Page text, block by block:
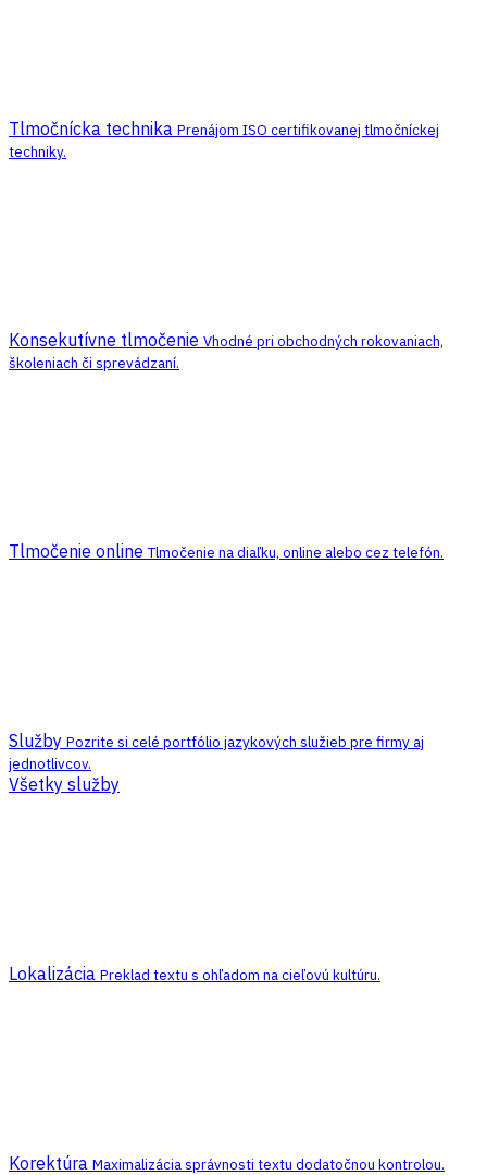
Tlmočnícka technika Prenájom ISO certifikovanej tlmočníckej
techniky.
Konsekutívne tlmočenie Vhodné pri obchodných rokovaniach,
školeniach či sprevádzaní.
Tlmočenie online Tlmočenie na diaľku, online alebo cez telefón.
Služby Pozrite si celé portfólio jazykových služieb pre firmy aj
jednotlivcov.
Všetky služby
Lokalizácia Preklad textu s ohľadom na cieľovú kultúru.
Korektúra Maximalizácia správnosti textu dodatočnou kontrolou.